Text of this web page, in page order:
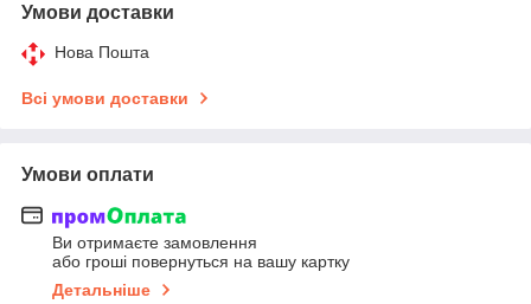
Умови доставки
Нова Пошта
Всі умови доставки
Умови оплати
Ви отримаєте замовлення
або гроші повернуться на вашу картку
Детальніше